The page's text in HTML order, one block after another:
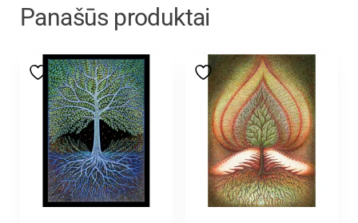
Panašūs produktai